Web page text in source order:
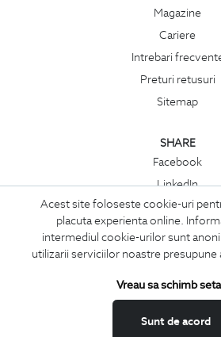
Acest site foloseste cookie-uri
placuta experienta online.
intermediul cookie-urilor sunt
utilizarii serviciilor noastre presupune
Sunt de acord
Vreau sa schimb
Magazine
Cariere
Intrebari
Preturi retusuri
Sitemap
SHARE
Facebook
LinkedIn
Twitter
Pinterest
Instagram
CATEGORII